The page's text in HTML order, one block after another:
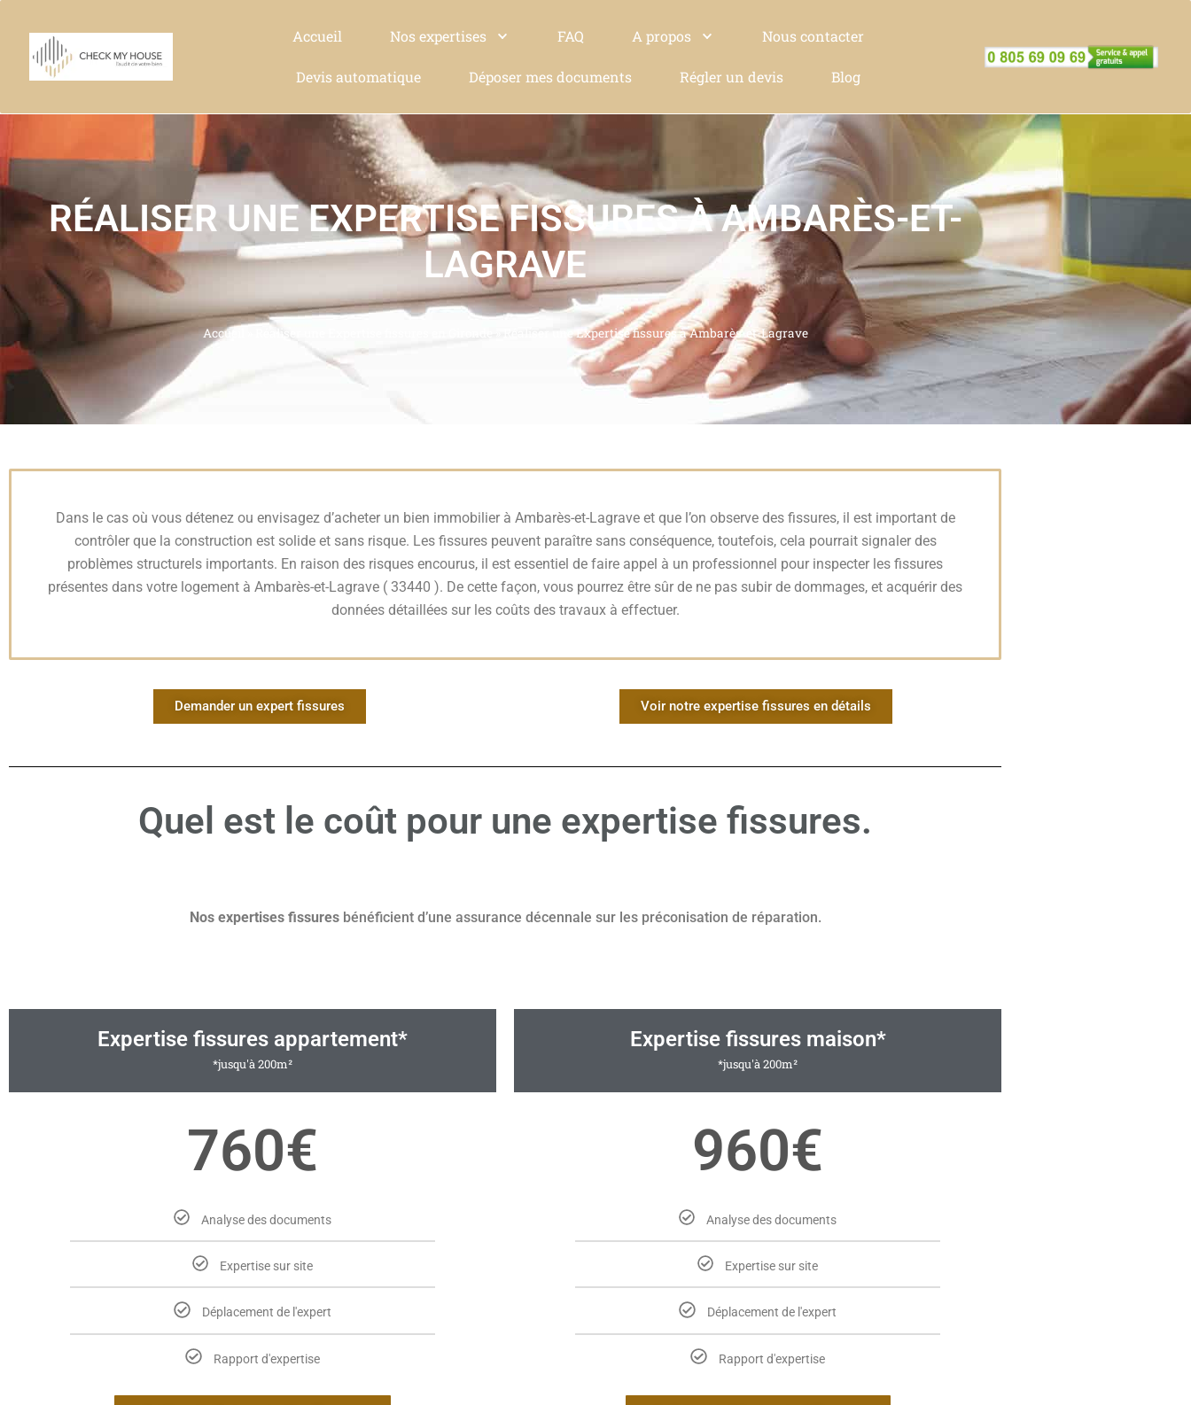
Accueil Nos expertises FAQ A propos Nous contacter
Devis automatique Déposer mes documents Régler un devis Blog
RÉALISER UNE EXPERTISE FISSURES À AMBARÈS-ET-
LAGRAVE
Accueil Réaliser une Expertise fissures à Ambarès-et-Lagrave
Dans le cas où vous détenez ou envisagez d’acheter un bien immobilier à Ambarès-et-Lagrave et que l’on observe des fissures, il est important de
contrôler que la construction est solide et sans risque. Les fissures peuvent paraître sans conséquence, toutefois, cela pourrait signaler des
problèmes structurels importants. En raison des risques encourus, il est essentiel de faire appel à un professionnel pour inspecter les fissures
présentes dans votre logement à Ambarès-et-Lagrave ( 33440 ). De cette façon, vous pourrez être sûr de ne pas subir de dommages, et acquérir des
données détaillées sur les coûts des travaux à effectuer.
Demander un expert fissures Voir notre expertise fissures en détails
Quel est le coût pour une expertise fissures.
Nos expertises fissuresbénéficient d’une assurance décennale sur les préconisation de réparation.
Expertise fissures appartement*
*jusqu'à 200m²
760€
Analyse des documents
Expertise sur site
Déplacement de l'expert
Rapport d'expertise
Expertise fissures maison*
*jusqu'à 200m²
960€
Analyse des documents
Expertise sur site
Déplacement de l'expert
Rapport d'expertise